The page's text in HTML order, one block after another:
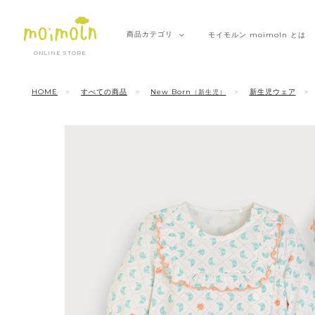
ONLINE STORE
商品カテゴリ モイモルン moimoln とは
HOME すべての商品 New Born （新生児） 新生児ウェア